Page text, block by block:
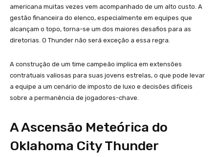
americana muitas vezes vem acompanhado de um alto custo. A
gestão financeira do elenco, especialmente em equipes que
alcançam o topo, torna-se um dos maiores desafios para as
diretorias. O Thunder não será exceção a essa regra.
A construção de um time campeão implica em extensões
contratuais valiosas para suas jovens estrelas, o que pode levar
a equipe a um cenário de imposto de luxo e decisões difíceis
sobre a permanência de jogadores-chave.
A Ascensão Meteórica do
Oklahoma City Thunder